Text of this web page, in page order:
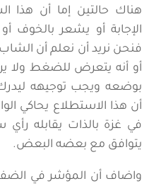
هناك حالتين إما أن هذا
الإجابة أو يشعر بالخوف
فنحن نريد أن نعلم أن
أو أنه يتعرض للضغط ولا يرد
بوضعه ويجب توجيهه
أن هذا الاستطلاع يحاكي
في غزة بالذات يقابله
يتوافق مع بعضه البعض.